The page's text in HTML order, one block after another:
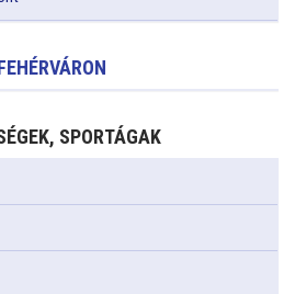
SPORTÁGAK